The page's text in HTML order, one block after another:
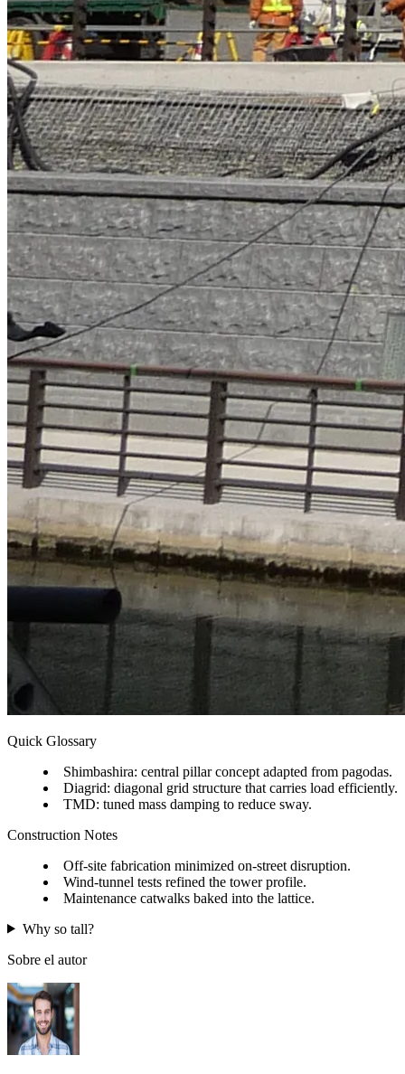
Quick Glossary
Shimbashira: central pillar concept adapted from pagodas.
Diagrid: diagonal grid structure that carries load efficiently.
TMD: tuned mass damping to reduce sway.
Construction Notes
Off-site fabrication minimized on-street disruption.
Wind-tunnel tests refined the tower profile.
Maintenance catwalks baked into the lattice.
Why so tall?
Sobre el autor